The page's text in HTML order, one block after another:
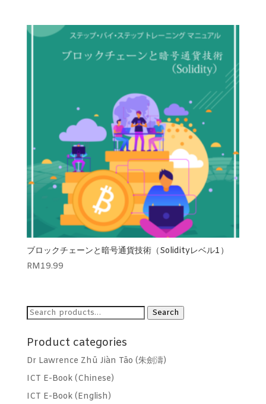
ブロックチェーンと暗号通貨技術（Solidityレベル1）
RM19.99
Search
Search
Product categories
Dr Lawrence Zhū Jiàn Tāo (朱劍濤)
ICT E-Book (Chinese)
ICT E-Book (English)